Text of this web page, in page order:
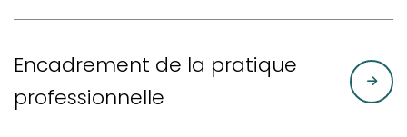
Encadrement de la pratique
professionnelle